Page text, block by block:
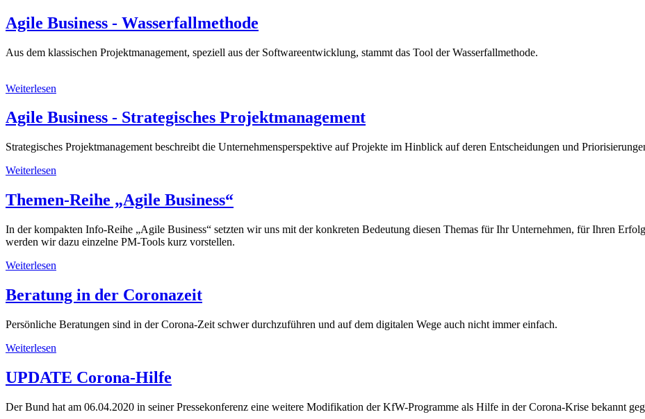
Agile Business - Wasserfallmethode
Aus dem klassischen Projektmanagement, speziell aus der Softwareentwicklung, stammt das Tool der Wasserfallmethode.
Weiterlesen
Agile Business - Strategisches Projektmanagement
Strategisches Projektmanagement beschreibt die Unternehmensperspektive auf Projekte im Hinblick auf deren Entscheidungen und
Weiterlesen
Themen-Reihe „Agile Business“
In der kompakten Info-Reihe „Agile Business“ setzten wir uns mit der konkreten Bedeutung diesen Themas für Ihr Unternehmen, für Ihren
werden wir dazu einzelne PM-Tools kurz vorstellen.
Weiterlesen
Beratung in der Coronazeit
Persönliche Beratungen sind in der Corona-Zeit schwer durchzuführen und auf dem digitalen Wege auch nicht immer einfach.
Weiterlesen
UPDATE Corona-Hilfe
Der Bund hat am 06.04.2020 in seiner Pressekonferenz eine weitere Modifikation der KfW-Programme als Hilfe in der Corona-Krise bekannt